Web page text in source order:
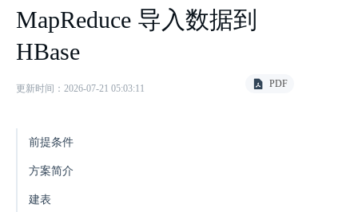
MapReduce 导入数据到
HBase
更新时间：2026-07-21 05:03:11 PDF
前提条件
方案简介
建表